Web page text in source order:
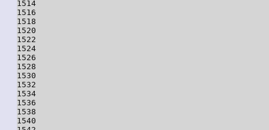
1514
1516
1518
1520
1522
1524
1526
1528
1530
1532
1534
1536
1538
1540